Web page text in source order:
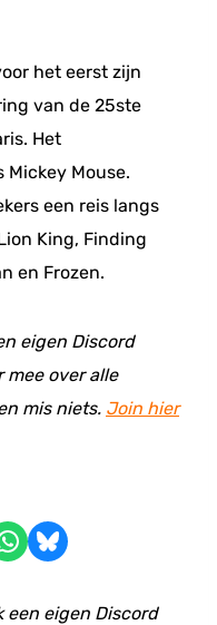
het eerst zijn
van de 25ste
Het
Mouse.
een reis langs
King, Finding
en Frozen.
eigen Discord
mee over alle
mis niets. Join hier
Share on Bluesky
een eigen Discord